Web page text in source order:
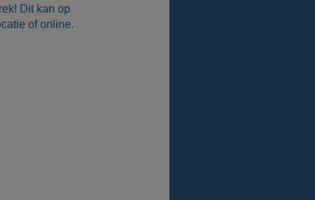
Dit kan op
of online.